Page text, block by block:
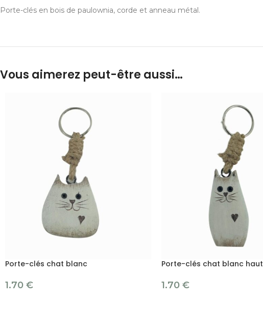
Porte-clés en bois de paulownia, corde et anneau métal.
Vous aimerez peut-être aussi…
Porte-clés chat blanc
1.70 €
Porte-clés chat blanc haut
1.70 €